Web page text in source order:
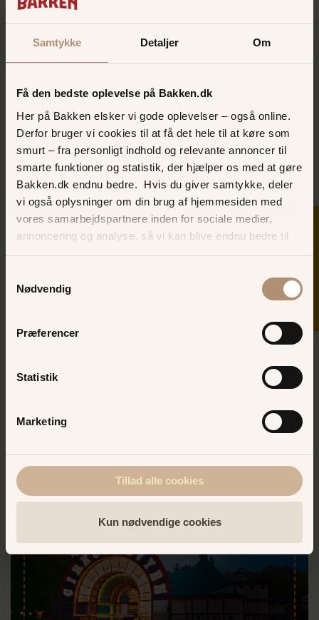
Samtykke Detaljer Om
Få den bedste oplevelse på Bakken.dk
Her på Bakken elsker vi gode oplevelser – også online.
Derfor bruger vi cookies til at få det hele til at køre som
smurt – fra personligt indhold og relevante annoncer til
smarte funktioner og statistik, der hjælper os med at gøre
Bakken.dk endnu bedre. Hvis du giver samtykke, deler
vi også oplysninger om din brug af hjemmesiden med
vores samarbejdspartnere inden for sociale medier,
annoncering og analyse, så vi kan blive endnu bedre til
næste gang, du besøger os.
Nødvendig
Præferencer
Statistik
Marketing
Tillad alle cookies
Kun nødvendige cookies
SKER I DAG
Bakkens Hvile
forbundet med Dyrehavsbakken!
Gå ikke
glip af en uforglemmelig aften i fantastisk
garanti for hyggelig stemning og sjove